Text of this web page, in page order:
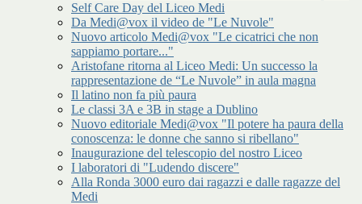
Self Care Day del Liceo Medi
Da Medi@vox il video de "Le Nuvole"
Nuovo articolo Medi@vox "Le cicatrici che non
sappiamo portare..."
Aristofane ritorna al Liceo Medi: Un successo la
rappresentazione de “Le Nuvole” in aula magna
Il latino non fa più paura
Le classi 3A e 3B in stage a Dublino
Nuovo editoriale Medi@vox "Il potere ha paura della
conoscenza: le donne che sanno si ribellano"
Inaugurazione del telescopio del nostro Liceo
I laboratori di "Ludendo discere"
Alla Ronda 3000 euro dai ragazzi e dalle ragazze del
Medi